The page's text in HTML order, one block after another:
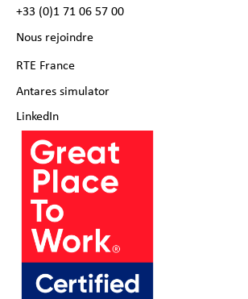
+33 (0)1 71 06 57 00
Nous rejoindre
RTE France
Antares simulator
LinkedIn